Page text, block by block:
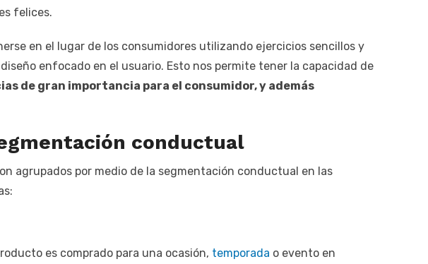
felices.
en el lugar de los consumidores utilizando ejercicios sencillos y
enfocado en el usuario. Esto nos permite tener la capacidad de
de gran importancia para el consumidor, y además
conductual
agrupados por medio de la segmentación conductual en las
es comprado para una ocasión, temporada o evento en